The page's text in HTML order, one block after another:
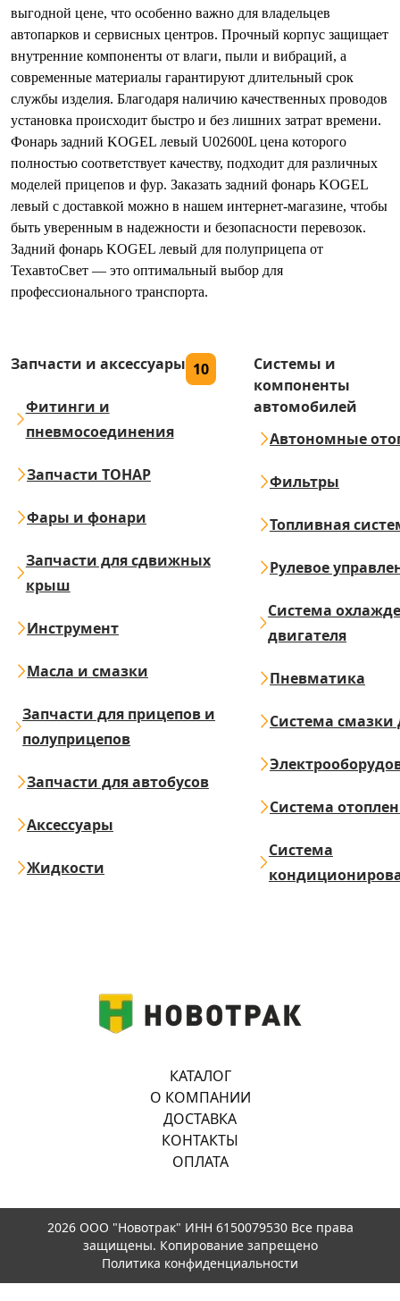
выгодной цене, что особенно важно для владельцев
автопарков и сервисных центров. Прочный корпус защищает
внутренние компоненты от влаги, пыли и вибраций, а
современные материалы гарантируют длительный срок
службы изделия. Благодаря наличию качественных проводов
установка происходит быстро и без лишних затрат времени.
Фонарь задний KOGEL левый U02600L цена которого
полностью соответствует качеству, подходит для различных
моделей прицепов и фур. Заказать задний фонарь KOGEL
левый с доставкой можно в нашем интернет-магазине, чтобы
быть уверенным в надежности и безопасности перевозок.
Задний фонарь KOGEL левый для полуприцепа от
ТехавтоСвет — это оптимальный выбор для
профессионального транспорта.
Запчасти и аксессуары 10
Фитинги и
пневмосоединения
Запчасти ТОНАР
Фары и фонари
Запчасти для сдвижных
крыш
Инструмент
Масла и смазки
Запчасти для прицепов и
полуприцепов
Запчасти для автобусов
Аксессуары
Жидкости
Системы и
компоненты
автомобилей
Автономные
Фильтры
Топливная
Рулевое
Система
двигателя
Пневматика
Система смазки
Система
Система
КАТАЛОГ
О КОМПАНИИ
ДОСТАВКА
КОНТАКТЫ
ОПЛАТА
2026 ООО "Новотрак" ИНН 6150079530 Все права
защищены. Копирование запрещено
Политика конфиденциальности